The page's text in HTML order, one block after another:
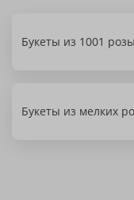
Букеты из 1001 розы
Букеты из мелких